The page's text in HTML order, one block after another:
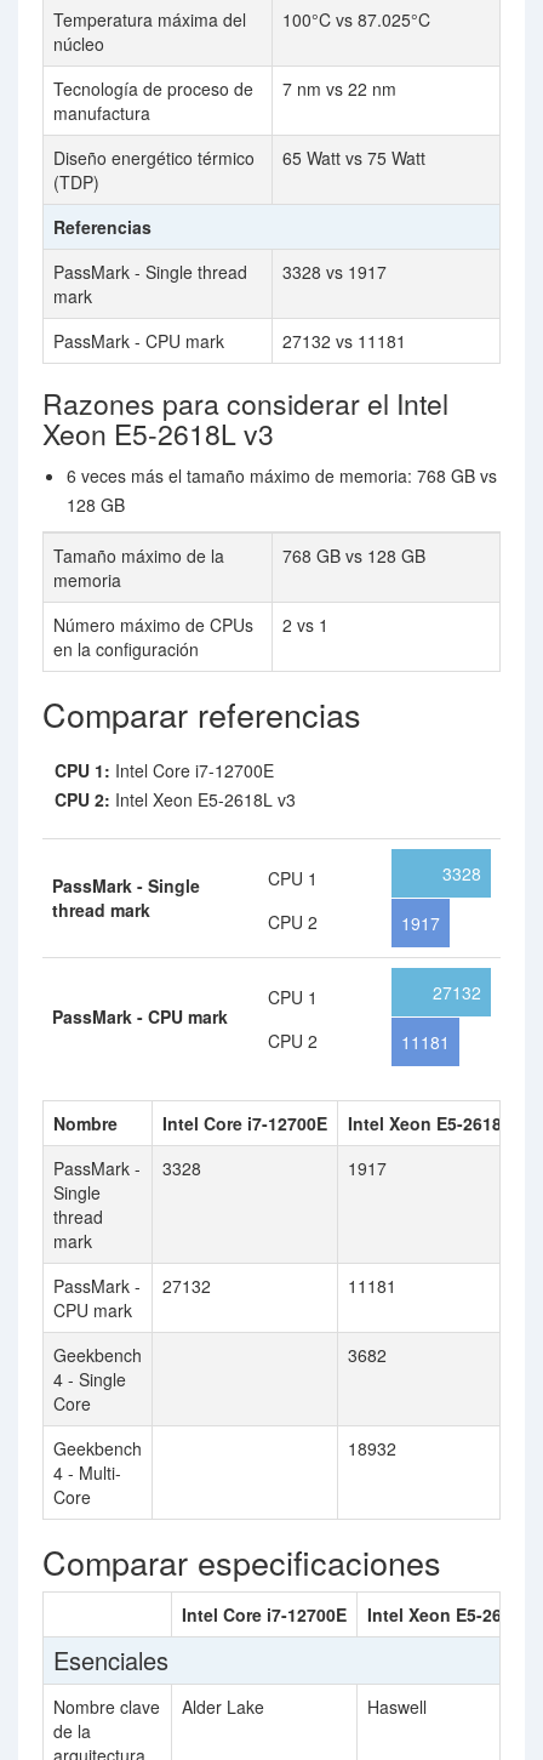
Temperatura máxima del
núcleo
100°C vs 87.025°C
Tecnología de proceso de
manufactura
7 nm vs 22 nm
Diseño energético térmico
(TDP)
65 Watt vs 75 Watt
Referencias
PassMark - Single thread
mark
3328 vs 1917
PassMark - CPU mark 27132 vs 11181
Razones para considerar el Intel
Xeon E5-2618L v3
6 veces más el tamaño máximo de memoria: 768 GB vs
128 GB
Tamaño máximo de la
memoria
768 GB vs 128 GB
Número máximo de CPUs
en la configuración
2 vs 1
Comparar referencias
CPU 1: Intel Core i7-12700E
CPU 2: Intel Xeon E5-2618L v3
PassMark - Single
thread mark
CPU 1
CPU 2
3328
1917
PassMark - CPU mark
CPU 1
CPU 2
27132
11181
Nombre Intel Core i7-12700E
Intel Xeon E5-2618L v3
PassMark -
Single
thread
mark
3328 1917
PassMark -
CPU mark
27132 11181
Geekbench
4 - Single
Core
3682
Geekbench
4 - Multi-
Core
18932
Comparar especificaciones
Intel Core i7-12700E Intel Xeon E5-2618L
Esenciales
Nombre clave
de la
arquitectura
Alder Lake Haswell